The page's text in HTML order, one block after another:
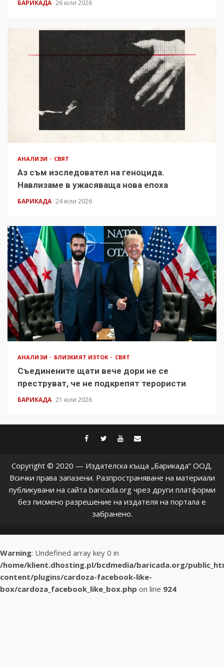
БАРИКАДА 26 юли 2026
АНАЛИЗИ СВЯТ
Аз съм изследовател на геноцида.
Навлизаме в ужасяваща нова епоха
БАРИКАДА 24 юли 2026
АНАЛИЗИ БЛИЗКИЯТ ИЗТОК СВЯТ
Съединените щати вече дори не се
преструват, че не подкрепят терористи
БАРИКАДА 21 юли 2026
facebook
twitter
youtube
Copyright © 2020 — Издателска къща „Барикада” ООД.
Всички права запазени. Разпространяване на материали
публикувани на сайта baricada.org чрез други платформи
без писмено разрешение на издателя на портала е
забранено.
Warning: Undefined array key 0 in
/home/klient.dhosting.pl/bcdmedia/baricada.org/
content/plugins/cardoza-facebook-like-
box/cardoza_facebook_like_box.php on line 924